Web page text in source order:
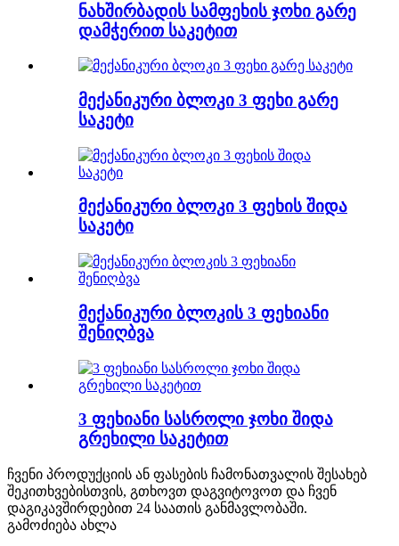
ნახშირბადის სამფეხის ჯოხი გარე
დამჭერით საკეტით
მექანიკური ბლოკი 3 ფეხი გარე
საკეტი
მექანიკური ბლოკი 3 ფეხის შიდა
საკეტი
მექანიკური ბლოკის 3 ფეხიანი
შენიღბვა
3 ფეხიანი სასროლი ჯოხი შიდა
გრეხილი საკეტით
ჩვენი პროდუქციის ან ფასების ჩამონათვალის შესახებ
შეკითხვებისთვის, გთხოვთ დაგვიტოვოთ და ჩვენ
დაგიკავშირდებით 24 საათის განმავლობაში.
გამოძიება ახლა